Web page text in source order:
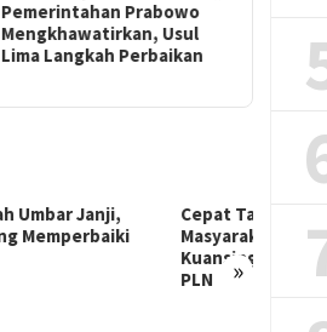
Serangan terhadap
Demokrasi, Hukum, dan
Kemanusiaan
»
Cepat Tanggap Keluhan
Masyarakat, Ketua Gerindra
Kuansing Apresiasi Kinerja
PLN